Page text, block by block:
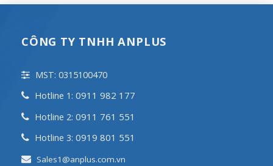
CÔNG TY TNHH ANPLUS
MST: 0315100470
Hotline 1: 0911 982 177
Hotline 2: 0911 761 551
Hotline 3: 0919 801 551
Sales1@anplus.com.vn